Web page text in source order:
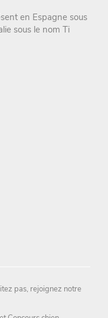
en Espagne sous
sous le nom Ti
pas, rejoignez notre